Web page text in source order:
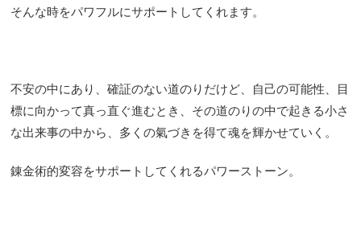
そんな時をパワフルにサポートしてくれます。
不安の中にあり、確証のない道のりだけど、自己の可能性、目
標に向かって真っ直ぐ進むとき、その道のりの中で起きる小さ
な出来事の中から、多くの氣づきを得て魂を輝かせていく。
錬金術的変容をサポートしてくれるパワーストーン。